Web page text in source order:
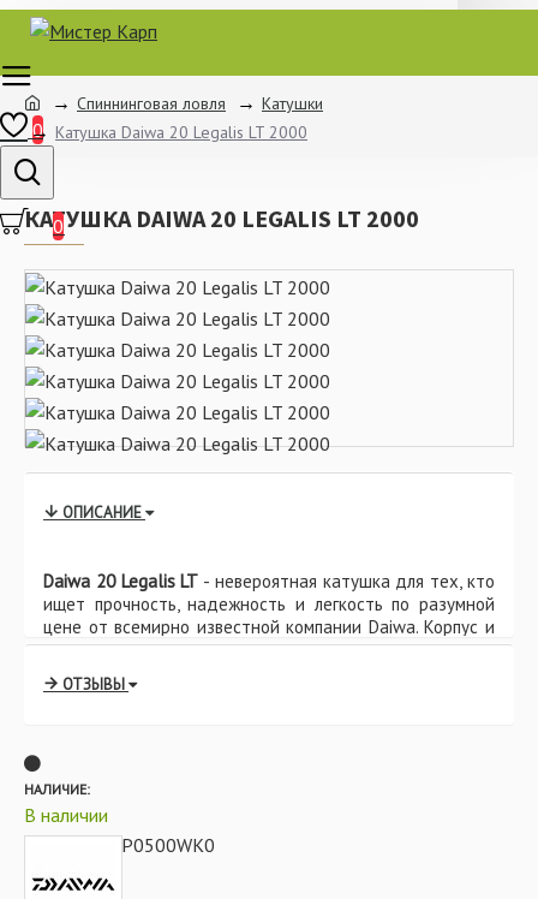
0
0
Спиннинговая ловля
Катушки
Катушка Daiwa 20 Legalis LT 2000
КАТУШКА DAIWA 20 LEGALIS LT 2000
ОПИСАНИЕ
Daiwa 20 Legalis LT - невероятная катушка для тех, кто
ищет прочность, надежность и легкость по разумной
цене от всемирно известной компании Daiwa. Корпус и
ротор полностью изготовлены из инновационного
материала Zaion V , который гарантирует Legalis LT
превосходную структурную жесткость и большую
обеспечивают пять надежных шариковых подшипников,
колесико управления Tough Digigear и полая
алюминиевая шпуля Air Rotor, предотвращающей
попадание воды и влаги. Большое разнообразие
размеров дает возможность подобрать конкретную
ОТЗЫВЫ
НАЛИЧИЕ:
В наличии
6P0500WK0